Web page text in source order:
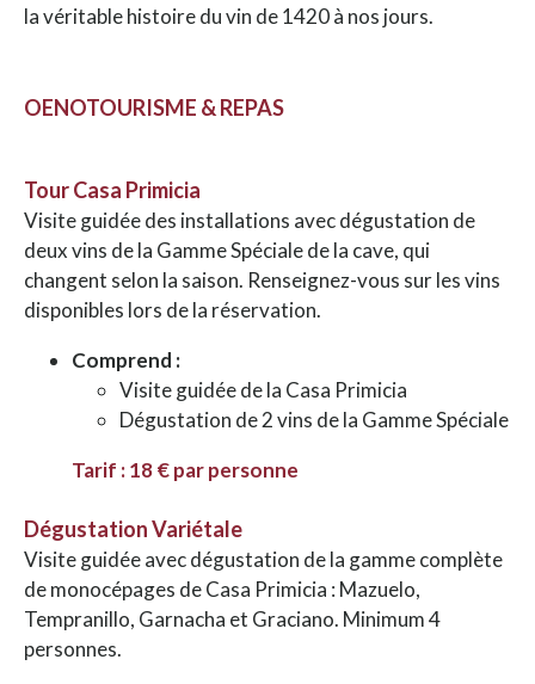
la véritable histoire du vin de 1420 à nos jours.
OENOTOURISME & REPAS
Tour Casa Primicia
Visite guidée des installations avec dégustation de
deux vins de la Gamme Spéciale de la cave, qui
changent selon la saison. Renseignez-vous sur les vins
disponibles lors de la réservation.
Comprend :
Visite guidée de la Casa Primicia
Dégustation de 2 vins de la Gamme Spéciale
Tarif : 18 € par personne
Dégustation Variétale
Visite guidée avec dégustation de la gamme complète
de monocépages de Casa Primicia : Mazuelo,
Tempranillo, Garnacha et Graciano. Minimum 4
personnes.